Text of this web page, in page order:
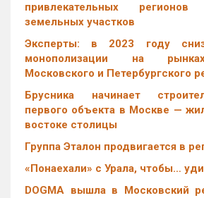
привлекательных
земельных участков
Эксперты: в 2023 году
монополизации на
Московского и Петербургского
Брусника начинает
первого объекта в Москве —
востоке столицы
Группа Эталон продвигается в
«Понаехали» с Урала, чтобы…
DOGMA вышла в Московский